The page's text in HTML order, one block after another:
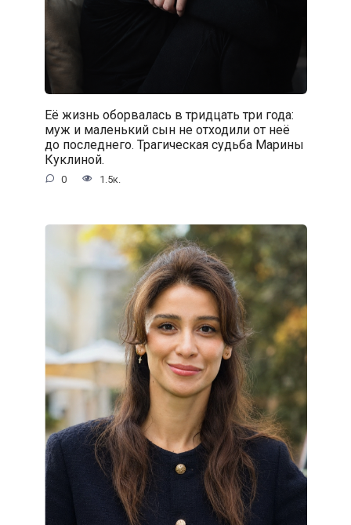
Её жизнь оборвалась в тридцать три года:
муж и маленький сын не отходили от неё
до последнего. Трагическая судьба Марины
Куклиной.
0 1.5к.